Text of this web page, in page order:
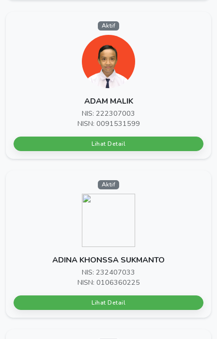
Aktif
ADAM MALIK
NIS: 222307003
NISN: 0091531599
Lihat Detail
Aktif
ADINA KHONSSA SUKMANTO
NIS: 232407033
NISN: 0106360225
Lihat Detail